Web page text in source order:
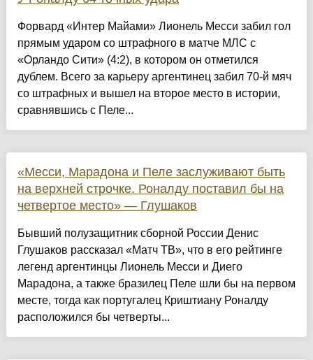
Форвард «Интер Майами» Лионель Месси забил гол
прямым ударом со штрафного в матче МЛС с
«Орландо Сити» (4:2), в котором он отметился
дублем. Всего за карьеру аргентинец забил 70-й мяч
со штрафных и вышел на второе место в истории,
сравнявшись с Пеле...
«Месси, Марадона и Пеле заслуживают быть
на верхней строчке. Роналду поставил бы на
четвертое место» — Глушаков
Бывший полузащитник сборной России Денис
Глушаков рассказал «Матч ТВ», что в его рейтинге
легенд аргентинцы Лионель Месси и Диего
Марадона, а также бразилец Пеле шли бы на первом
месте, тогда как португалец Криштиану Роналду
расположился бы четверты...